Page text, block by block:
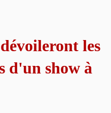
les
d'un show à